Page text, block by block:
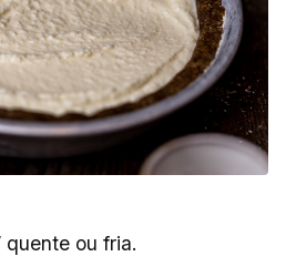
quente ou fria.